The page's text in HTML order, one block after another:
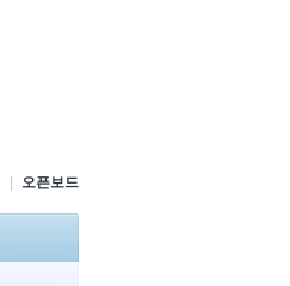
오픈보드